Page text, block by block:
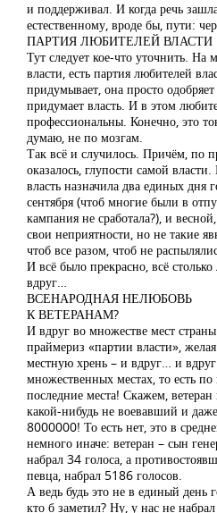
и поддерживал. И когда речь
естественному, вроде бы, пути:
ПАРТИЯ ЛЮБИТЕЛЕЙ ВЛАСТИ
Тут следует кое-что уточнить. На
власти, есть партия любителей
придумывает, она просто
придумает власть. И в этом
профессиональны. Конечно, это
думаю, не по мозгам.
Так всё и случилось. Причём, по
оказалось, глупости самой
власть назначила два единых дня
сентября (чтоб многие были в
кампания не сработала?), и
свои неприятности, но не такие
чтоб все разом, чтоб не
И всё было прекрасно, всё
вдруг…
ВСЕНАРОДНАЯ НЕЛЮБОВЬ
К ВЕТЕРАНАМ?
И вдруг во множестве мест
праймериз «партии власти»,
местную хрень – и вдруг… и
множественных местах, то есть по
последние места! Скажем,
какой-нибудь не воевавший и
8000000! То есть нет, это в
немного иначе: ветеран – сын
набрал 34 голоса, а
певца, набрал 5186 голосов.
А ведь будь это не в единый день
кто б заметил? Ну, у нас не